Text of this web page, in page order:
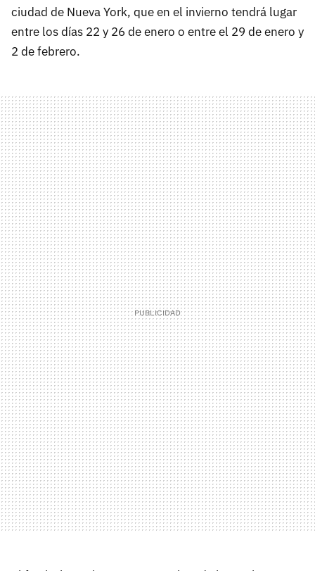
ciudad de Nueva York, que en el invierno tendrá lugar
entre los días 22 y 26 de enero o entre el 29 de enero y
2 de febrero.